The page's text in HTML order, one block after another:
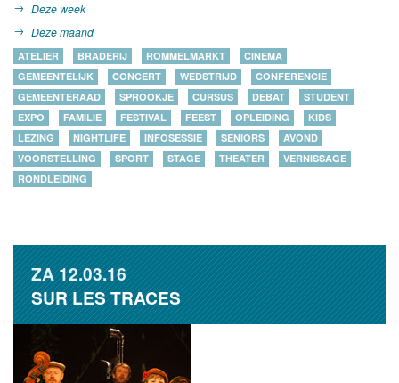
Deze week
Deze maand
ATELIER BRADERIJ ROMMELMARKT
CINEMA
GEMEENTELIJK
CONCERT WEDSTRIJD
CONFERENCIE
GEMEENTERAAD
SPROOKJE CURSUS DEBAT
STUDENT
EXPO
FAMILIE FESTIVAL FEEST OPLEIDING
KIDS
LEZING
NIGHTLIFE INFOSESSIE SENIORS
AVOND
VOORSTELLING
SPORT STAGE THEATER
VERNISSAGE
RONDLEIDING
ZA12.03.16
SUR LES TRACES